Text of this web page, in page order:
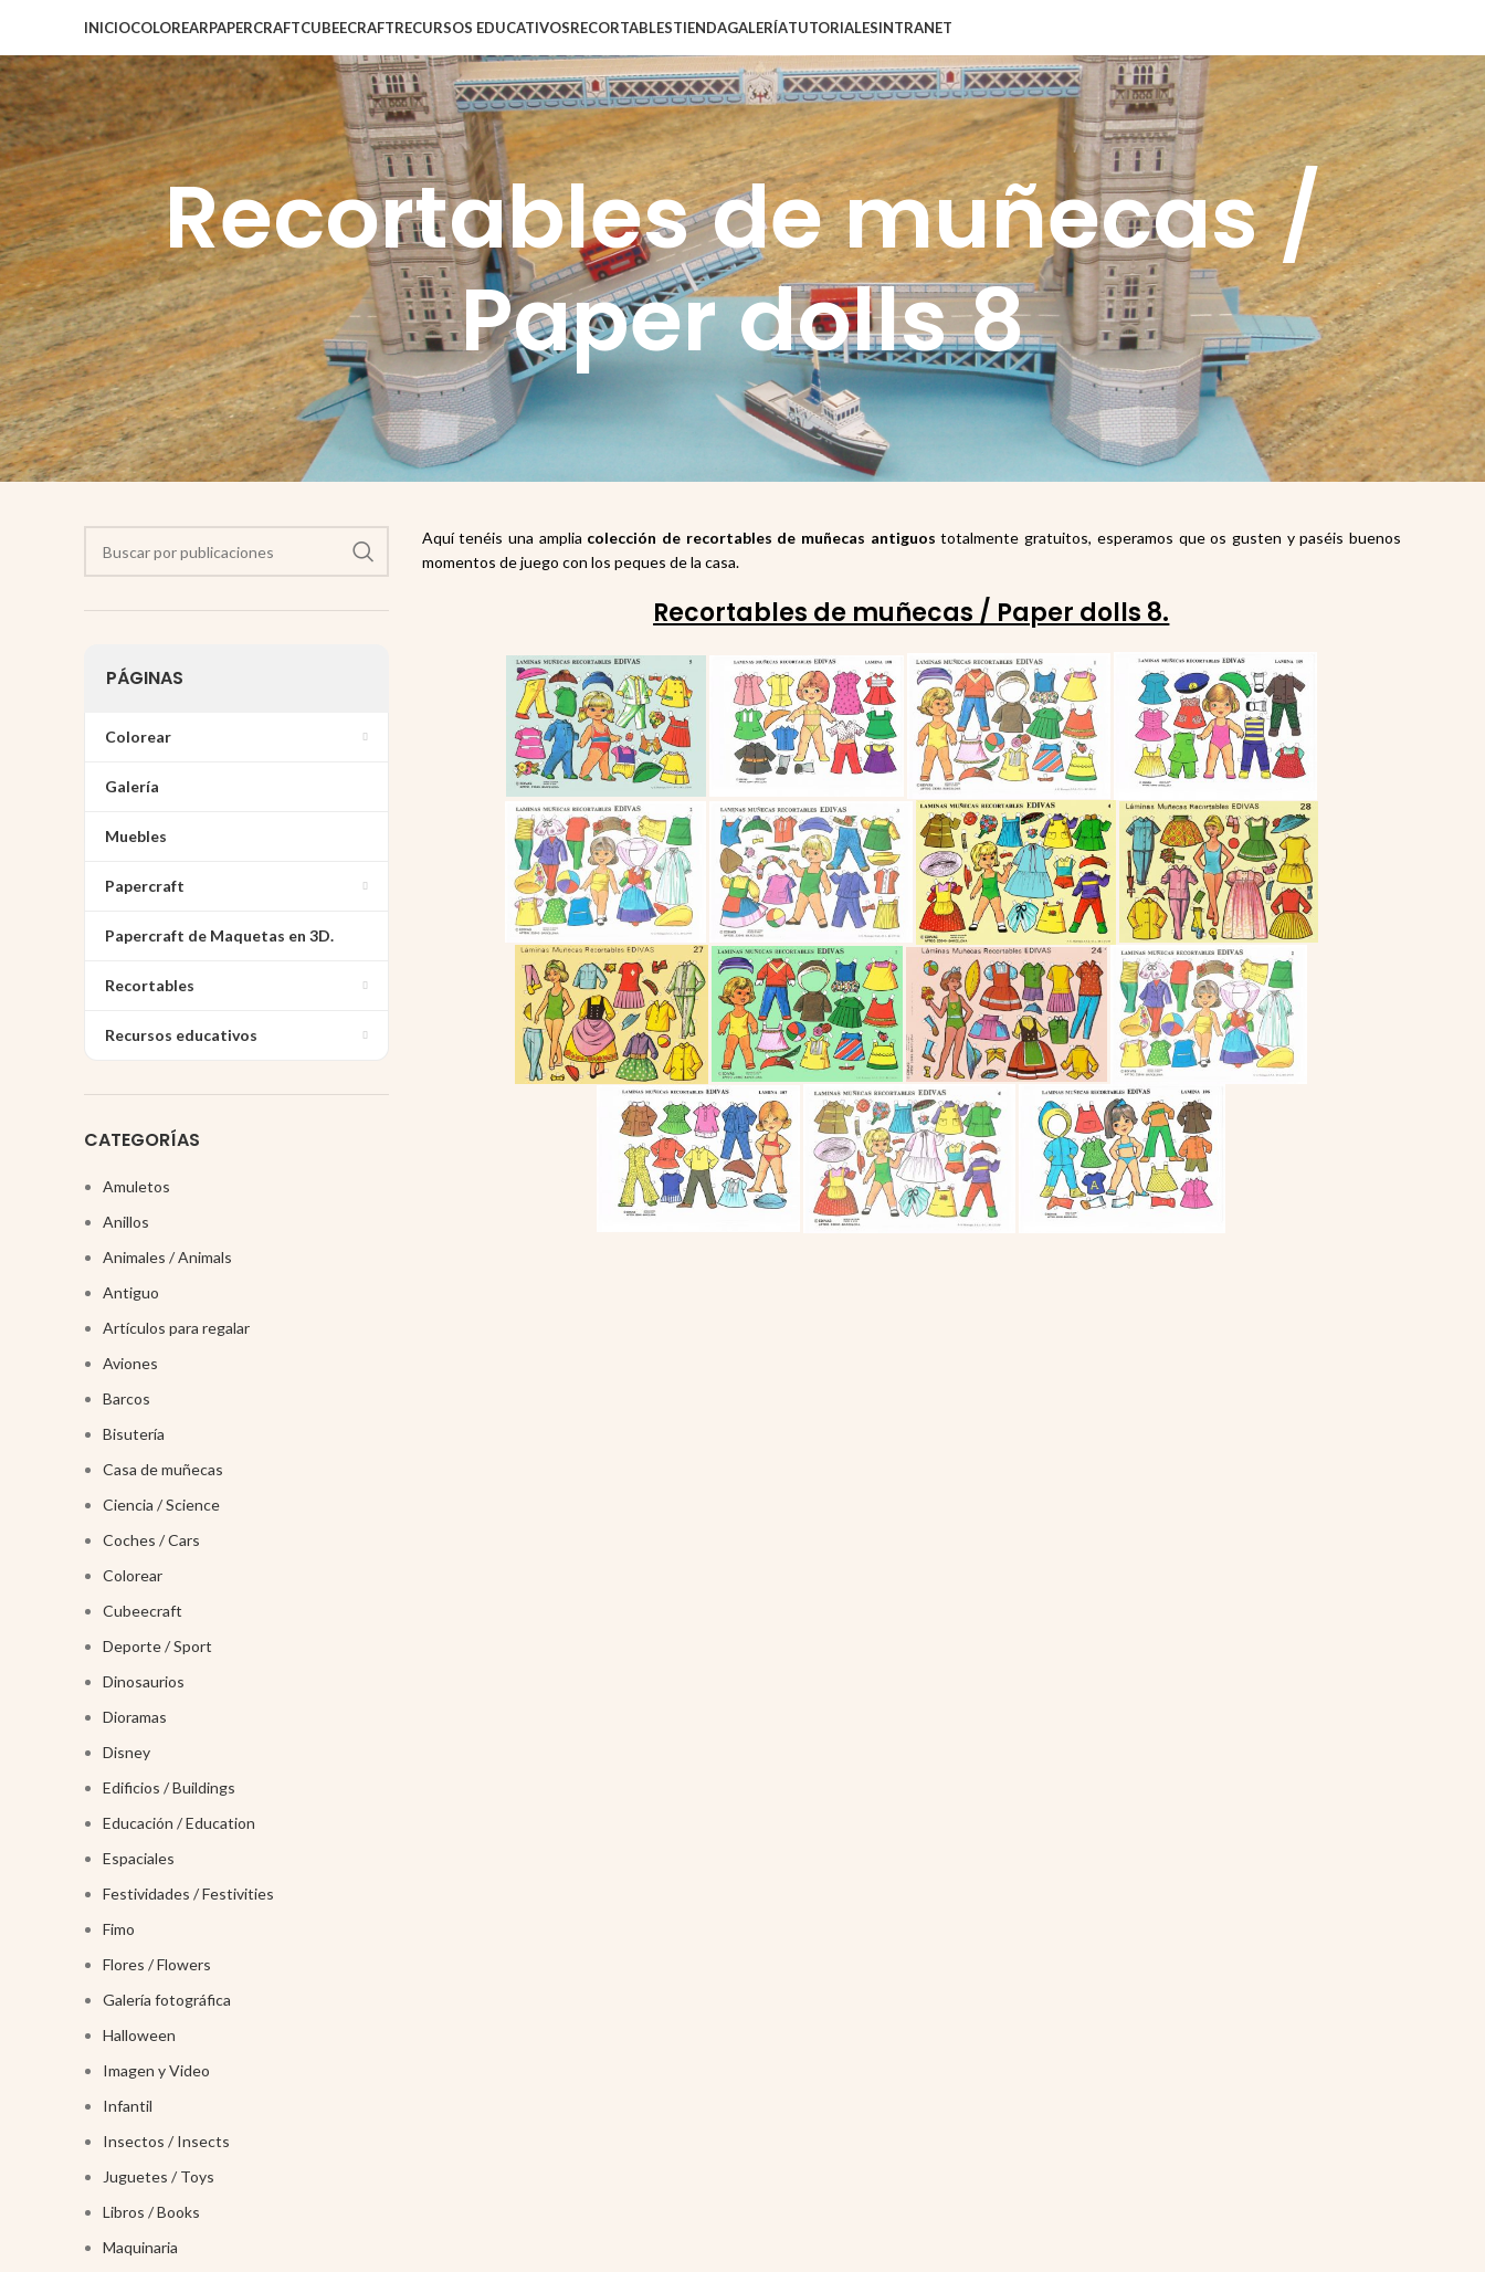
INICIOCOLOREARPAPERCRAFTCUBEECRAFTRECURSOS EDUCATIVOSRECORTABLESTIENDAGALERÍATUTORIALESINTRANET
Recortables de muñecas /
Paper dolls 8
Aquí tenéis una amplia colección de recortables de muñecas antiguostotalmente gratuitos, esperamos que os gusten y paséis buenos
momentos de juego con los peques de la casa.
Recortables de muñecas / Paper dolls 8.
PÁGINAS
Colorear
Galería
Muebles
Papercraft
Papercraft de Maquetas en 3D.
Recortables
Recursos educativos
CATEGORÍAS
Amuletos
Anillos
Animales / Animals
Antiguo
Artículos para regalar
Aviones
Barcos
Bisutería
Casa de muñecas
Ciencia / Science
Coches / Cars
Colorear
Cubeecraft
Deporte / Sport
Dinosaurios
Dioramas
Disney
Edificios / Buildings
Educación / Education
Espaciales
Festividades / Festivities
Fimo
Flores / Flowers
Galería fotográfica
Halloween
Imagen y Video
Infantil
Insectos / Insects
Juguetes / Toys
Libros / Books
Maquinaria